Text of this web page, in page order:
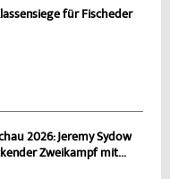
für Fischeder
2026: Jeremy Sydow
Zweikampf mit...